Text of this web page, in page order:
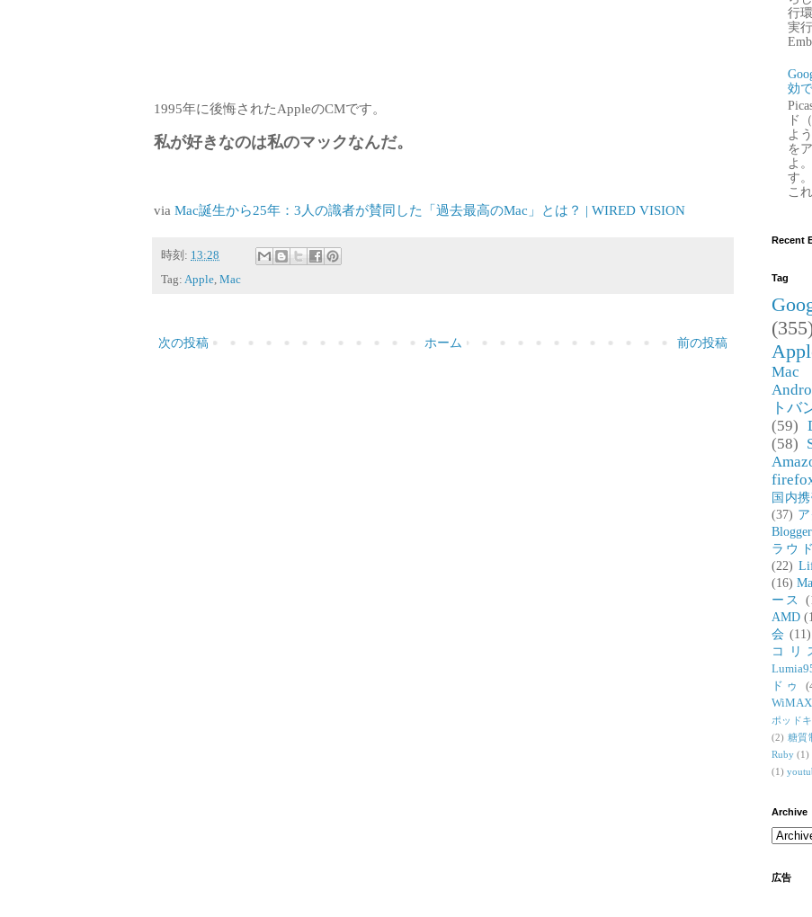
1995年に後悔されたAppleのCMです。
私が好きなのは私のマックなんだ。
via Mac誕生から25年：3人の識者が賛同した「過去最高のMac」とは？ | WIRED VISION
時刻: 13:28
Tag: Apple, Mac
次の投稿 前の投稿
ホーム
行
実
効
ド
よ
を
よ
す
こ
Recent
Tag
Mac
トバ
(59)
(58)
国内
(37)
Blogger
ラウド
(22)
(16)
ース
AMD
会 (11)
コリ
ドゥ
WiMAX
ポッド
(2) 糖質
Ruby (1)
(1)
Archive
広告